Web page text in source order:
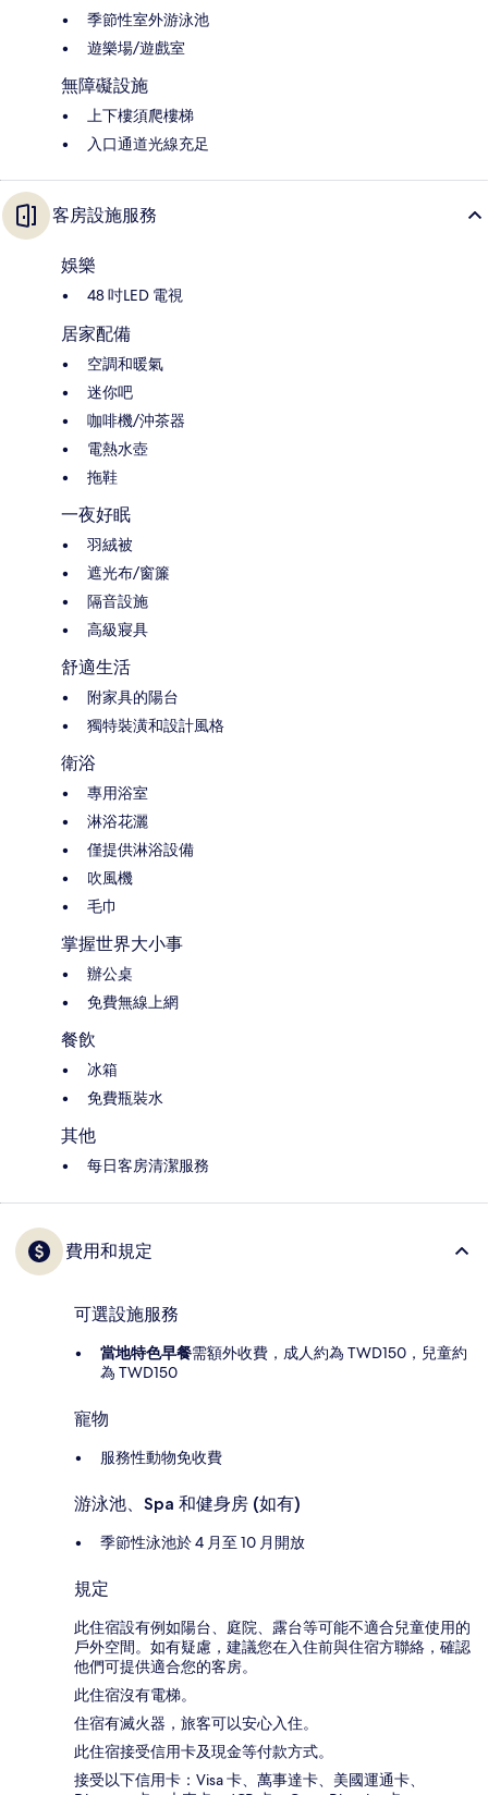
季節性室外游泳池
遊樂場/遊戲室
無障礙設施
上下樓須爬樓梯
入口通道光線充足
客房設施服務
娛樂
48 吋LED 電視
居家配備
空調和暖氣
迷你吧
咖啡機/沖茶器
電熱水壺
拖鞋
一夜好眠
羽絨被
遮光布/窗簾
隔音設施
高級寢具
舒適生活
附家具的陽台
獨特裝潢和設計風格
衛浴
專用浴室
淋浴花灑
僅提供淋浴設備
吹風機
毛巾
掌握世界大小事
辦公桌
免費無線上網
餐飲
冰箱
免費瓶裝水
其他
每日客房清潔服務
費用和規定
可選設施服務
當地特色早餐需額外收費，成人約為 TWD150，兒童約
為 TWD150
寵物
服務性動物免收費
游泳池、Spa 和健身房 (如有)
季節性泳池於 4 月至 10 月開放
規定
此住宿設有例如陽台、庭院、露台等可能不適合兒童使用的
戶外空間。如有疑慮，建議您在入住前與住宿方聯絡，確認
他們可提供適合您的客房。
此住宿沒有電梯。
住宿有滅火器，旅客可以安心入住。
此住宿接受信用卡及現金等付款方式。
接受以下信用卡：Visa 卡、萬事達卡、美國運通卡、